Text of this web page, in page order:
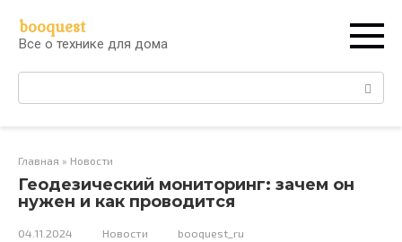
контенту
booquest
Все о технике для дома
Поиск:
Главная » Новости
Геодезический мониторинг: зачем он
нужен и как проводится
04.11.2024 Новости booquest_ru